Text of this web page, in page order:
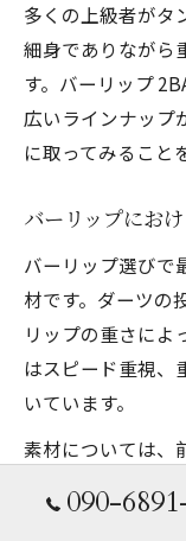
多くの上級者がタ
細身でありながら
す。バーリップ
広いラインナップ
に取ってみること
バーリップにお
バーリップ選びで
材です。ダーツの
リップの重さによ
はスピード重視、
いています。
素材については、
ルミなどが使わ
初心者向け、ア
090-